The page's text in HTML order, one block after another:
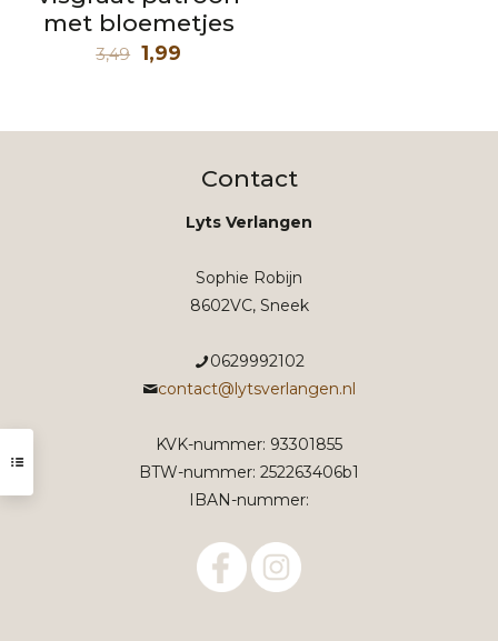
met bloemetjes
3,49 Oorspronkelijke
3,49.
1,99
1,99.
Contact
Lyts Verlangen
Sophie Robijn
8602VC, Sneek
0629992102
contact@lytsverlangen.nl
KVK-nummer: 93301855
BTW-nummer: 252263406b1
IBAN-nummer: